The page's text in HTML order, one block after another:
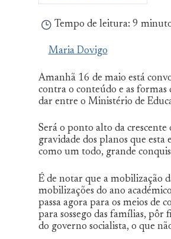
Tempo de leitura: 9
Maria Dovigo
Amanhã 16 de maio está
contra o conteúdo e as
dar entre o Ministério de
Será o ponto alto da crescente
gravidade dos planos que
como um todo, grande
É de notar que a mobilização
mobilizações do ano
passa agora para os meios de
para sossego das famílias,
do governo socialista, o que